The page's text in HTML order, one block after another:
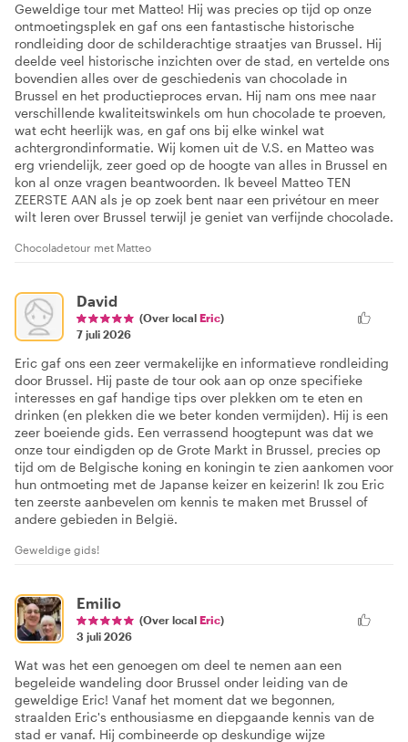
Geweldige tour met Matteo! Hij was precies op tijd op onze
ontmoetingsplek en gaf ons een fantastische historische
rondleiding door de schilderachtige straatjes van Brussel. Hij
deelde veel historische inzichten over de stad, en vertelde ons
bovendien alles over de geschiedenis van chocolade in
Brussel en het productieproces ervan. Hij nam ons mee naar
verschillende kwaliteitswinkels om hun chocolade te proeven,
wat echt heerlijk was, en gaf ons bij elke winkel wat
achtergrondinformatie. Wij komen uit de V.S. en Matteo was
erg vriendelijk, zeer goed op de hoogte van alles in Brussel en
kon al onze vragen beantwoorden. Ik beveel Matteo TEN
ZEERSTE AAN als je op zoek bent naar een privétour en meer
wilt leren over Brussel terwijl je geniet van verfijnde chocolade.
Chocoladetour met Matteo
David
(Over local Eric)
7 juli 2026
Eric gaf ons een zeer vermakelijke en informatieve rondleiding
door Brussel. Hij paste de tour ook aan op onze specifieke
interesses en gaf handige tips over plekken om te eten en
drinken (en plekken die we beter konden vermijden). Hij is een
zeer boeiende gids. Een verrassend hoogtepunt was dat we
onze tour eindigden op de Grote Markt in Brussel, precies op
tijd om de Belgische koning en koningin te zien aankomen voor
hun ontmoeting met de Japanse keizer en keizerin! Ik zou Eric
ten zeerste aanbevelen om kennis te maken met Brussel of
andere gebieden in België.
Geweldige gids!
Emilio
(Over local Eric)
3 juli 2026
Wat was het een genoegen om deel te nemen aan een
begeleide wandeling door Brussel onder leiding van de
geweldige Eric! Vanaf het moment dat we begonnen,
straalden Eric's enthousiasme en diepgaande kennis van de
stad er vanaf. Hij combineerde op deskundige wijze